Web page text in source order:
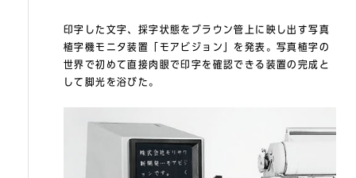
印字した文字、採字状態をブラウン管上に映し出す写真
植字機モニタ装置「モアビジョン」を発表。写真植字の
世界で初めて直接肉眼で印字を確認できる装置の完成と
して脚光を浴びた。